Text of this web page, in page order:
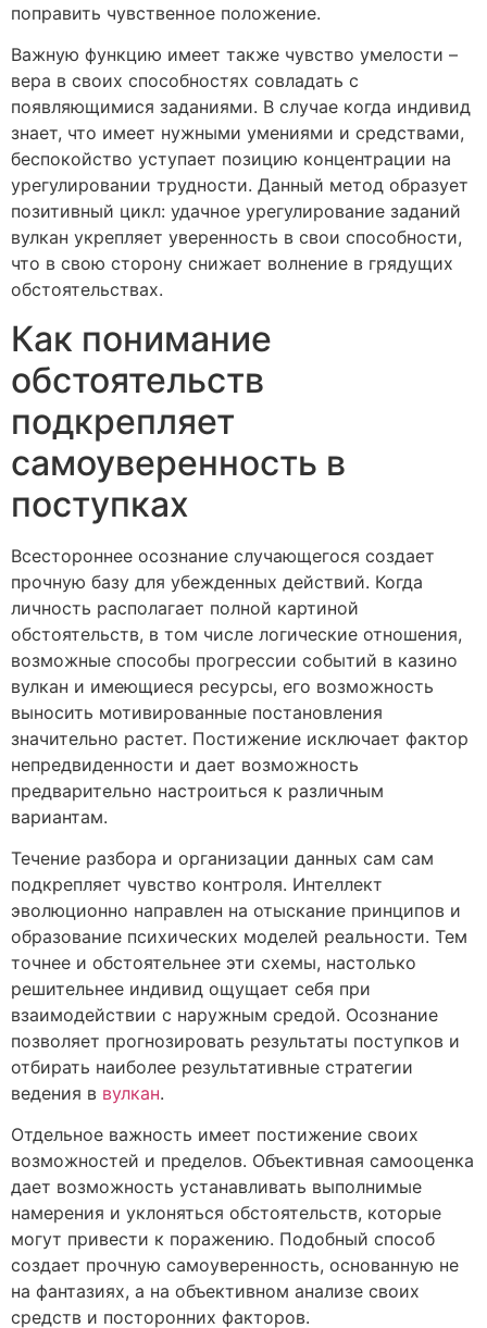
поправить чувственное положение.
Важную функцию имеет также чувство умелости –
вера в своих способностях совладать с
появляющимися заданиями. В случае когда индивид
знает, что имеет нужными умениями и средствами,
беспокойство уступает позицию концентрации на
урегулировании трудности. Данный метод образует
позитивный цикл: удачное урегулирование заданий
вулкан укрепляет уверенность в свои способности,
что в свою сторону снижает волнение в грядущих
обстоятельствах.
Как понимание
обстоятельств
подкрепляет
самоуверенность в
поступках
Всестороннее осознание случающегося создает
прочную базу для убежденных действий. Когда
личность располагает полной картиной
обстоятельств, в том числе логические отношения,
возможные способы прогрессии событий в казино
вулкан и имеющиеся ресурсы, его возможность
выносить мотивированные постановления
значительно растет. Постижение исключает фактор
непредвиденности и дает возможность
предварительно настроиться к различным
вариантам.
Течение разбора и организации данных сам сам
подкрепляет чувство контроля. Интеллект
эволюционно направлен на отыскание принципов и
образование психических моделей реальности. Тем
точнее и обстоятельнее эти схемы, настолько
решительнее индивид ощущает себя при
взаимодействии с наружным средой. Осознание
позволяет прогнозировать результаты поступков и
отбирать наиболее результативные стратегии
ведения в вулкан.
Отдельное важность имеет постижение своих
возможностей и пределов. Объективная самооценка
дает возможность устанавливать выполнимые
намерения и уклоняться обстоятельств, которые
могут привести к поражению. Подобный способ
создает прочную самоуверенность, основанную не
на фантазиях, а на объективном анализе своих
средств и посторонних факторов.